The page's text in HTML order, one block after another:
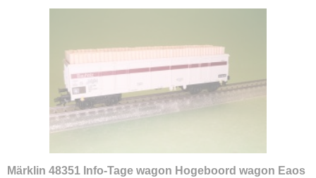
Märklin 48351 Info-Tage wagon Hogeboord wagon Eaos